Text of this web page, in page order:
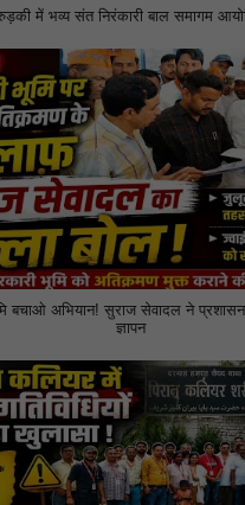
में भव्य संत निरंकारी बाल समागम
बचाओ अभियान! सुराज सेवादल ने प्रशासन
ज्ञापन